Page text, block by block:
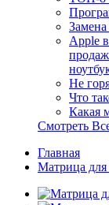
Apple
Не
Что
Какая
Смотреть
Главная
Матрица